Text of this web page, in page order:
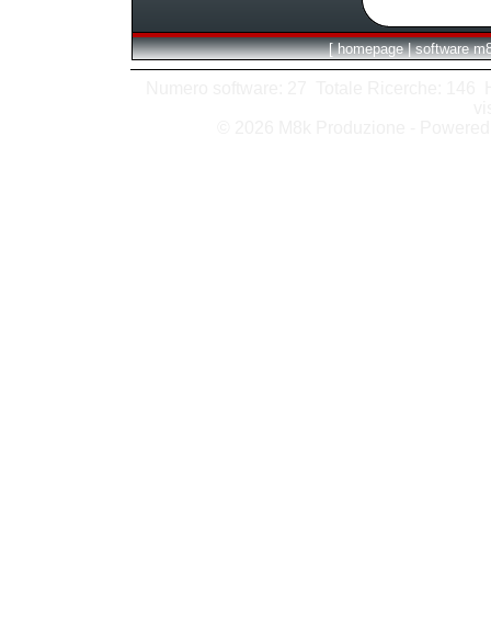
[ homepage | software